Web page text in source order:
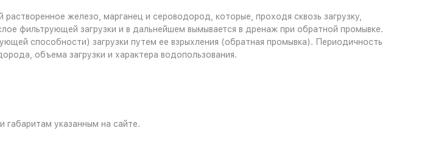
железо, марганец и сероводород, которые, проходя сквозь загрузку,
фильтрующей загрузки и в дальнейшем вымывается в дренаж при обратной промывке.
способности) загрузки путем ее взрыхления (обратная промывка). Периодичность
объема загрузки и характера водопользования.
габаритам указанным на сайте.